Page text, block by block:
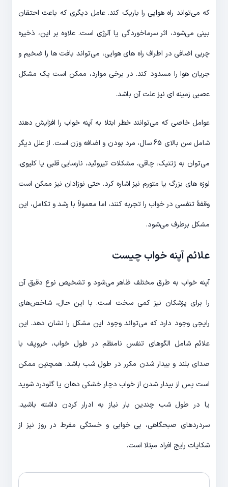
که می‌تواند راه هوایی را باریک کند. عامل دیگری که باعث احتقان
بینی می‌شود، اثر سرماخوردگی یا آلرژی است. علاوه بر این، ذخیره
چربی اضافی در اطراف راه های هوایی، می‌تواند بافت ها را ضخیم و
جریان هوا را مسدود کند. در برخی موارد، ممکن است یک مشکل
عصبی زمینه ای نیز علت آن باشد.
عوامل خاصی که می‌توانند خطر ابتلا به آپنه خواب را افزایش دهند
شامل سن بالای 65 سال، مرد بودن و اضافه وزن است. از علل دیگر
می‌توان به ژنتیک، چاقی، مشکلات تیروئید، نارسایی قلبی یا کلیوی.
لوزه های بزرگ یا متورم نیز اشاره کرد. حتی نوزادان نیز ممکن است
وقفهٔ تنفسی در خواب را تجربه کنند، اما معمولاً با رشد و تکامل، این
مشکل برطرف می‌شود.
علائم آپنه خواب چیست
آپنه خواب به طرق مختلف ظاهر می‌شود و تشخیص نوع دقیق آن
را برای پزشکان نیز کمی سخت است. با این حال، شاخص‌های
رایجی وجود دارد که می‌تواند وجود این مشکل را نشان دهد. این
علائم شامل الگوهای تنفس نامنظم در طول خواب، خروپف با
صدای بلند و بیدار شدن مکرر در طول شب باشد. همچنین ممکن
است پس از بیدار شدن از خواب دچار خشکی دهان یا گلودرد شوید
یا در طول شب چندین بار نیاز به ادرار کردن داشته باشید.
سردردهای صبحگاهی، بی خوابی و خستگی مفرط در روز نیز از
شکایات رایج افراد مبتلا است.